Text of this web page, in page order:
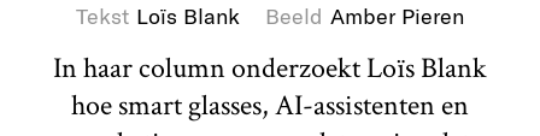
Tekst Loïs Blank Beeld Amber Pieren
In haar column onderzoekt Loïs Blank
hoe smart glasses, AI-assistenten en